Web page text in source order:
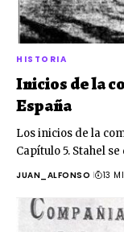
HISTORIA
Inicios de la
España
Los inicios de la
Capítulo 5. Stahel
JUAN_ALFONSO 13